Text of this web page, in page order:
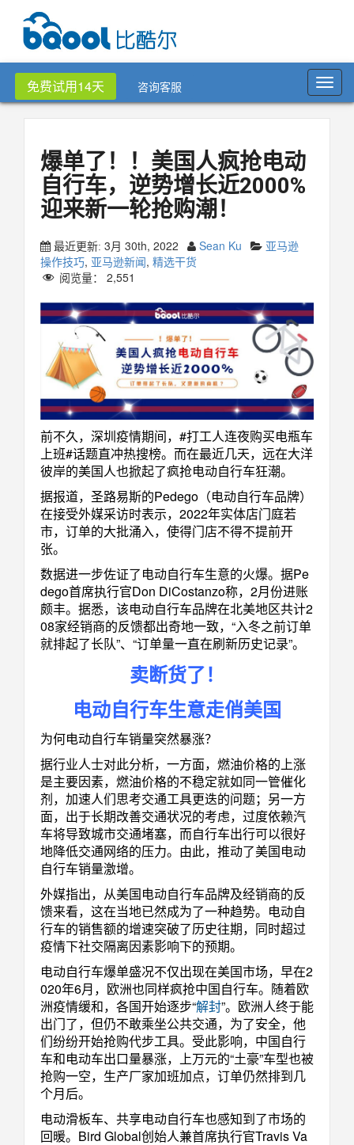
免费试用14天 咨询客服
爆单了！！美国人疯抢电动
自行车，逆势增长近2000%
迎来新一轮抢购潮！
最近更新: 3月 30th, 2022 Sean Ku
亚马逊
操作技巧, 亚马逊新闻, 精选干货
阅览量： 2,551
前不久，深圳疫情期间，#打工人连夜购买电瓶车
上班#话题直冲热搜榜。而在最近几天，远在大洋
彼岸的美国人也掀起了疯抢电动自行车狂潮。
据报道，圣路易斯的Pedego（电动自行车品牌）
在接受外媒采访时表示，2022年实体店门庭若
市，订单的大批涌入，使得门店不得不提前开
张。
数据进一步佐证了电动自行车生意的火爆。据Pe
dego首席执行官Don DiCostanzo称，2月份进账
颇丰。据悉，该电动自行车品牌在北美地区共计2
08家经销商的反馈都出奇地一致，“入冬之前订单
就排起了长队”、“订单量一直在刷新历史记录”。
卖断货了！
电动自行车生意走俏美国
为何电动自行车销量突然暴涨？
据行业人士对此分析，一方面，燃油价格的上涨
是主要因素，燃油价格的不稳定就如同一管催化
剂，加速人们思考交通工具更迭的问题；另一方
面，出于长期改善交通状况的考虑，过度依赖汽
车将导致城市交通堵塞，而自行车出行可以很好
地降低交通网络的压力。由此，推动了美国电动
自行车销量激增。
外媒指出，从美国电动自行车品牌及经销商的反
馈来看，这在当地已然成为了一种趋势。电动自
行车的销售额的增速突破了历史往期，同时超过
疫情下社交隔离因素影响下的预期。
电动自行车爆单盛况不仅出现在美国市场，早在2
020年6月，欧洲也同样疯抢中国自行车。随着欧
洲疫情缓和，各国开始逐步“解封”。欧洲人终于能
出门了，但仍不敢乘坐公共交通，为了安全，他
们纷纷开始抢购代步工具。受此影响，中国自行
车和电动车出口量暴涨，上万元的“土豪”车型也被
抢购一空，生产厂家加班加点，订单仍然排到几
个月后。
电动滑板车、共享电动自行车也感知到了市场的
回暖。Bird Global创始人兼首席执行官Travis Va